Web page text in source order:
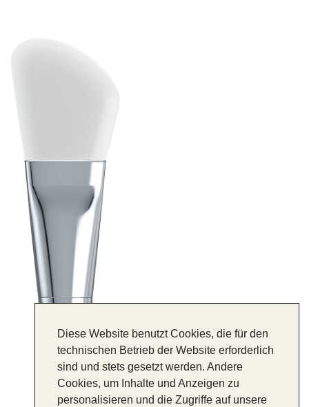
Diese Website benutzt Cookies, die für den
technischen Betrieb der Website erforderlich
sind und stets gesetzt werden. Andere
Cookies, um Inhalte und Anzeigen zu
personalisieren und die Zugriffe auf unsere